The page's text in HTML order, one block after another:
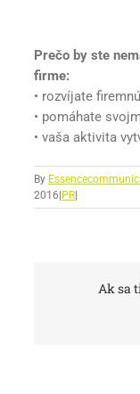
Prečo by ste
firme:
• rozvíjate
• pomáhate
• vaša aktivita
By
2016 PR
Ak sa